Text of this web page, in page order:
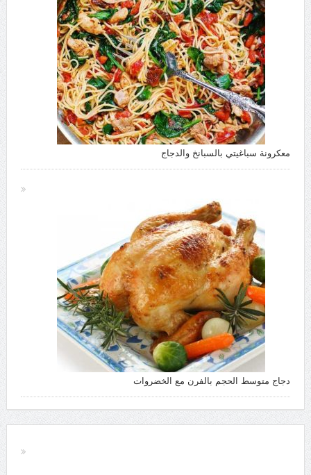
معكرونة سباغيتي بالسبانخ والدجاج
دجاج متوسط الحجم بالفرن مع الخضروات